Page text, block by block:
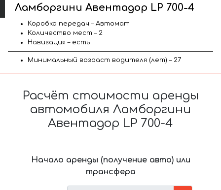
Ламборгини Авентадор LP 700-4
Коробка передач – Автомат
Количество мест – 2
Навигация – есть
Минимальный возраст водителя (лет) – 27
Расчёт стоимости аренды
автомобиля Ламборгини
Авентадор LP 700-4
Начало аренды (получение авто) или
трансфера